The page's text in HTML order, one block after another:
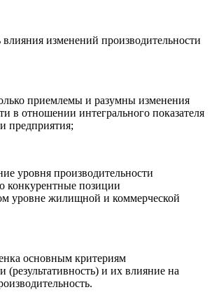
влияния изменений производительности
приемлемы и разумны изменения
в отношении интегрального показателя
предприятия;
уровня производительности
конкурентные позиции
уровне жилищной и коммерческой
основным критериям
(результативность) и их влияние на